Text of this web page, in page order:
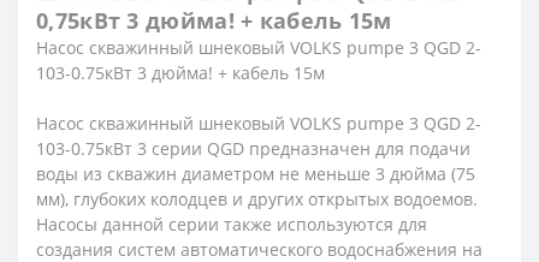
0,75кВт 3 дюйма! + кабель 15м
Насос скважинный шнековый VOLKS pumpe 3 QGD 2-
103-0.75кВт 3 дюйма! + кабель 15м
Насос скважинный шнековый VOLKS pumpe 3 QGD 2-
103-0.75кВт 3 серии QGD предназначен для подачи
воды из скважин диаметром не меньше 3 дюйма (75
мм), глубоких колодцев и других открытых водоемов.
Насосы данной серии также используются для
создания систем автоматического водоснабжения на